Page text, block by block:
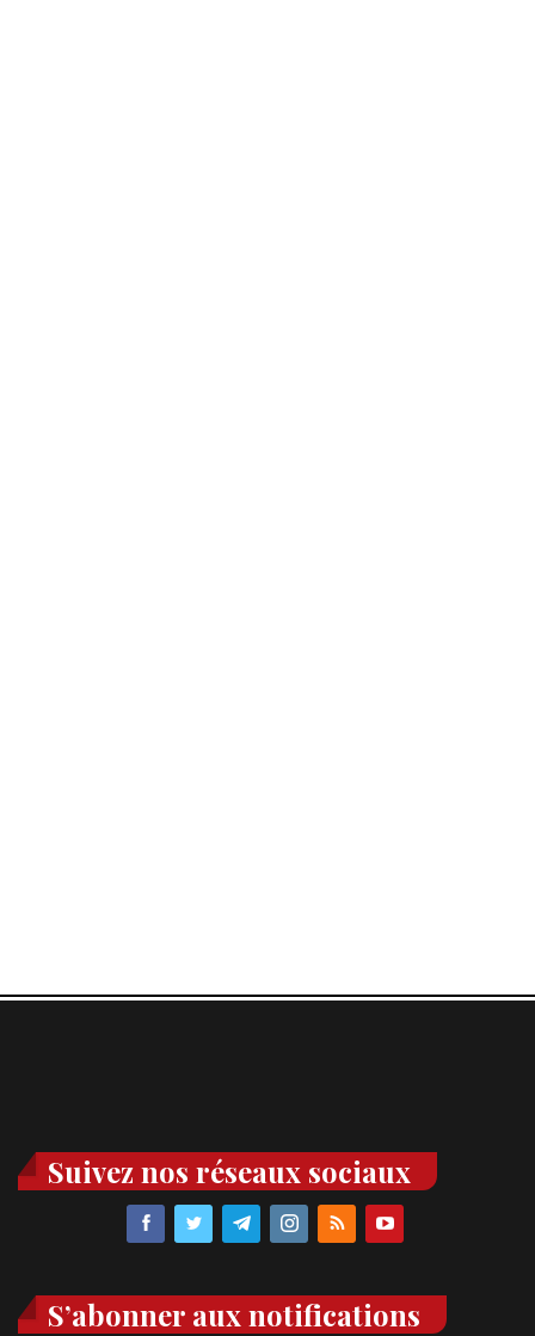
Suivez nos réseaux sociaux
S’abonner aux notifications